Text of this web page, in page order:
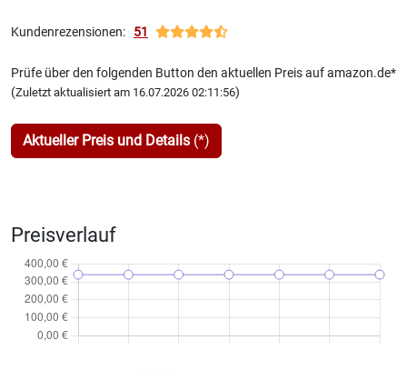
Kundenrezensionen: 51
Prüfe über den folgenden Button den aktuellen Preis auf amazon.de*
(Zuletzt aktualisiert am 16.07.2026 02:11:56)
Aktueller Preis und Details (*)
Preisverlauf